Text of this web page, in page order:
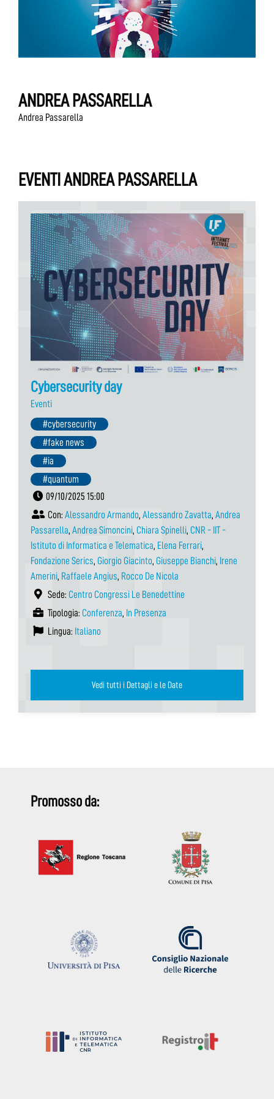
ANDREA PASSARELLA
Andrea Passarella
EVENTI ANDREA PASSARELLA
Cybersecurity day
Eventi
#cybersecurity
#fake news
#ia
#quantum
09/10/2025 15:00
Con: Alessandro Armando, Alessandro Zavatta, Andrea
Passarella, Andrea Simoncini, Chiara Spinelli, CNR - IIT -
Istituto di Informatica e Telematica, Elena Ferrari,
Fondazione Serics, Giorgio Giacinto, Giuseppe Bianchi, Irene
Amerini, Raffaele Angius, Rocco De Nicola
Sede: Centro Congressi Le Benedettine
Tipologia: Conferenza, In Presenza
Lingua: Italiano
Vedi tutti i Dettagli e le Date
Promosso da: